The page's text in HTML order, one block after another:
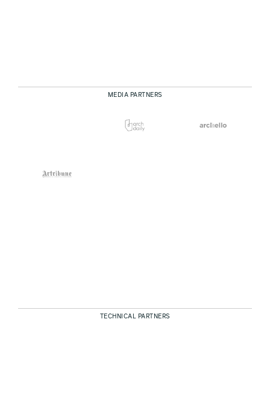
MEDIA PARTNERS
TECHNICAL PARTNERS